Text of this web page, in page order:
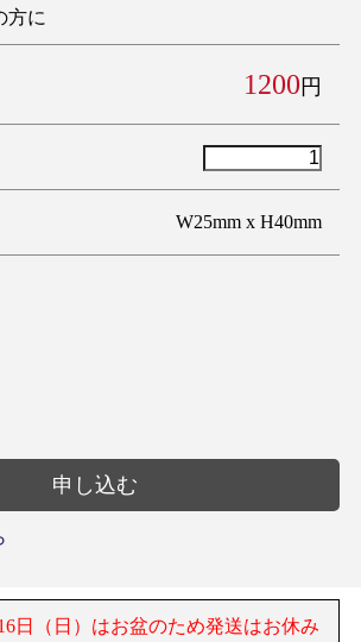
方に
1200円
W25mm x H40mm
日（日）はお盆のため発送はお休み